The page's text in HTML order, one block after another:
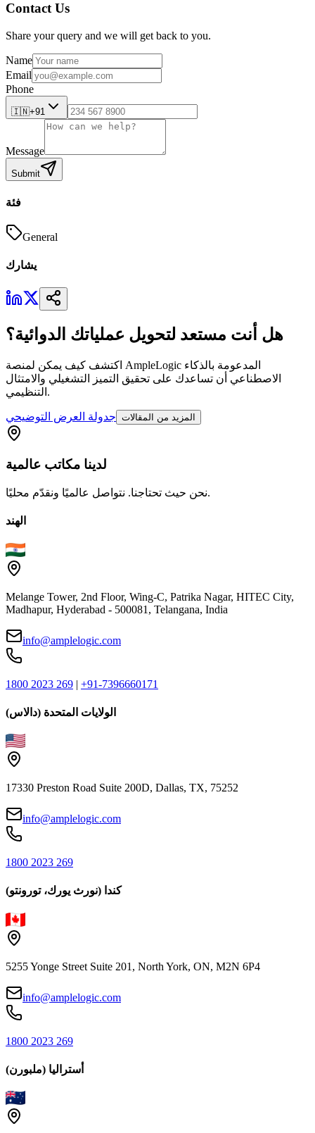
Contact Us
Share your query and we will get back to you.
Name
Email
Phone
🇮🇳+91
Message
Submit
فئة
General
يشارك
هل أنت مستعد لتحويل عملياتك الدوائية؟
اكتشف كيف يمكن لمنصة AmpleLogic المدعومة بالذكاء
الاصطناعي أن تساعدك على تحقيق التميز التشغيلي والامتثال
التنظيمي.
جدولة العرض التوضيحي المزيد من المقالات
لدينا مكاتب عالمية
نحن حيث تحتاجنا. نتواصل عالميًا ونقدّم محليًا.
الهند
Melange Tower, 2nd Floor, Wing-C, Patrika Nagar, HITEC City,
Madhapur, Hyderabad - 500081, Telangana, India
info@amplelogic.com
1800 2023 269 | +91-7396660171
الولايات المتحدة (دالاس)
17330 Preston Road Suite 200D, Dallas, TX, 75252
info@amplelogic.com
1800 2023 269
كندا (نورث يورك، تورونتو)
5255 Yonge Street Suite 201, North York, ON, M2N 6P4
info@amplelogic.com
1800 2023 269
أستراليا (ملبورن)